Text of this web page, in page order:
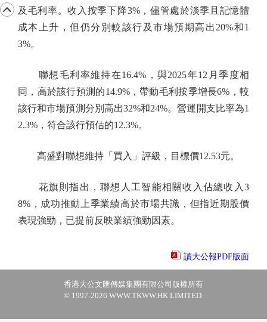
及毛利率。收入按季下降3%，儘管處於淡季且記憶體
成本上升，但仍分別較該行及市場預期高出20%和1
3%。
聯想毛利率維持在16.4%，與2025年12月季度相
同，高於該行預測的14.9%，帶動毛利按季增長6%，較
該行和市場預測分別高出32%和24%。營運開支比率為1
2.3%，符合該行預估的12.3%。
高盛對聯想維持「買入」評級，目標價12.53元。
花旗則指出，聯想人工智能相關收入佔總收入3
8%，成功推動上季業績高於市場共識，但指近期股價
表現強勁，已提前反映業績強勁因素。
讀大公報PDF版面
香港大公文匯傳媒集團有限公司版權所有
© 1997-2026 WWW.TKWW.HK LIMITED.